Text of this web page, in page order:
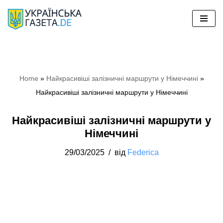
Перейти
Home » Найкрасивіші залізничні маршрути у Німеччині»
Найкрасивіші залізничні маршрути у Німеччині
Найкрасивіші залізничні маршрути у
Німеччині
29/03/2025 від Federica